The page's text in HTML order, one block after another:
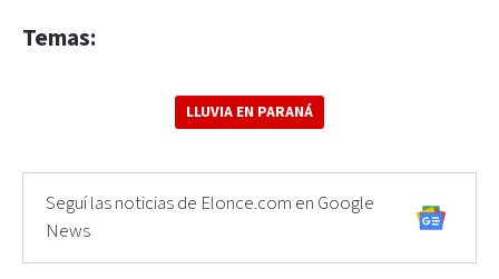
Temas:
LLUVIA EN PARANÁ
Seguí las noticias de Elonce.com en Google
News